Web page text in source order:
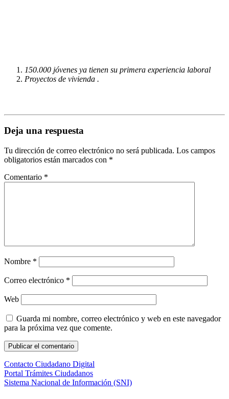
150.000 jóvenes ya tienen su primera experiencia laboral
Proyectos de vivienda .
Deja una respuesta
Tu dirección de correo electrónico no será publicada. Los campos
obligatorios están marcados con *
Comentario *
Nombre *
Correo electrónico *
Web
Guarda mi nombre, correo electrónico y web en este navegador
para la próxima vez que comente.
Contacto Ciudadano Digital
Portal Trámites Ciudadanos
Sistema Nacional de Información (SNI)